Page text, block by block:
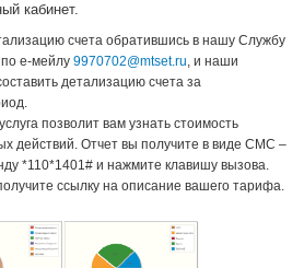
кабинет.
счета обратившись в нашу Службу
е-мейлу 9970702@mtset.ru , и наши
детализацию счета за
позволит вам узнать стоимость
действий. Отчет вы получите в виде СМС –
*110*1401# и нажмите клавишу вызова.
ссылку на описание вашего тарифа.